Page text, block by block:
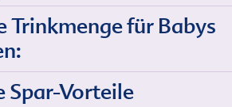
Trinkmenge für Babys
Spar-Vorteile